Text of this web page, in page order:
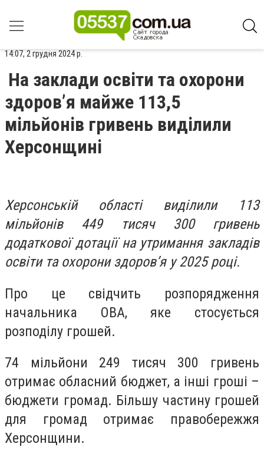
14:07, 2 грудня 2024 р.
На заклади освіти та охорони
здоров’я майже 113,5
мільйонів гривень виділили
Херсонщині
Херсонській області виділили 113
мільйонів 449 тисяч 300 гривень
додаткової дотації на утримання закладів
освіти та охорони здоров’я у 2025 році.
Про це свідчить розпорядження
начальника ОВА, яке стосується
розподілу грошей.
74 мільйони 249 тисяч 300 гривень
отримає обласний бюджет, а інші гроші –
бюджети громад. Більшу частину грошей
для громад отримає правобережжя
Херсонщини.